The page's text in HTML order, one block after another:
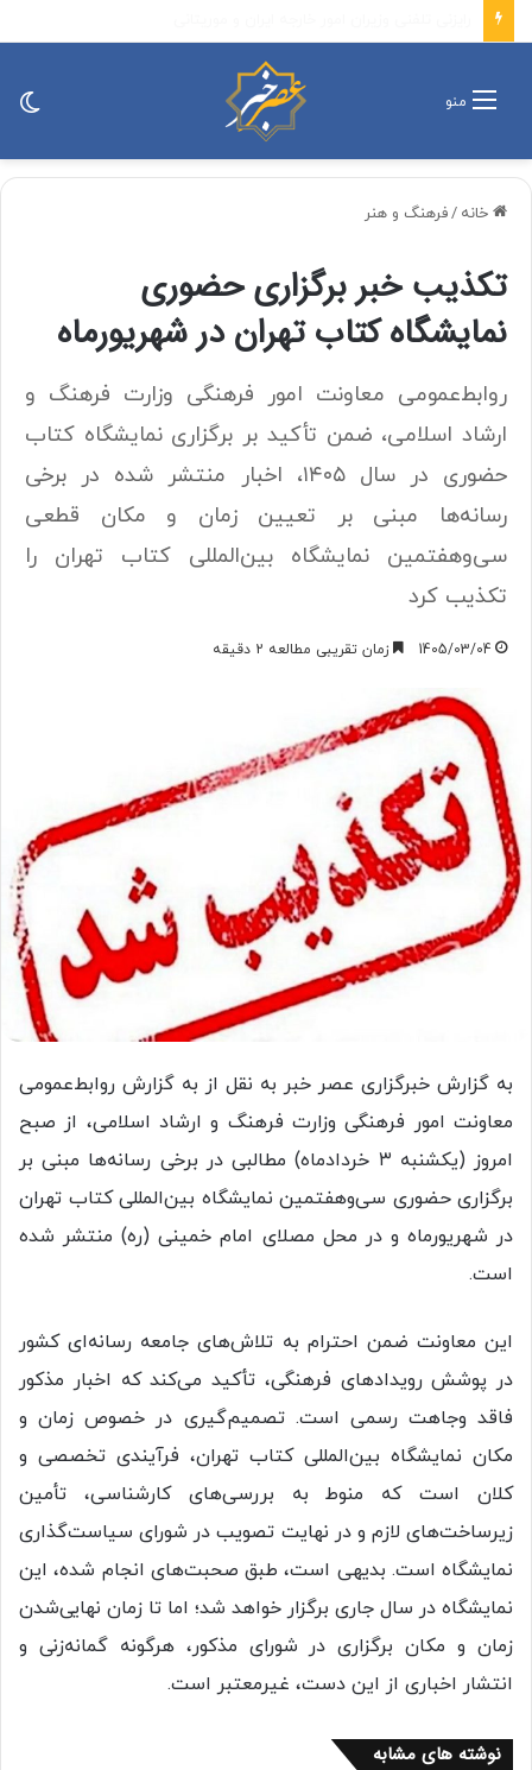
منو
خانه /فرهنگ و هنر
تکذیب خبر برگزاری حضوری
نمایشگاه کتاب تهران در شهریورماه
روابط‌عمومی معاونت امور فرهنگی وزارت فرهنگ و
ارشاد اسلامی، ضمن تأکید بر برگزاری نمایشگاه کتاب
حضوری در سال ۱۴۰۵، اخبار منتشر شده در برخی
رسانه‌ها مبنی بر تعیین زمان و مکان قطعی
سی‌وهفتمین نمایشگاه بین‌المللی کتاب تهران را
تکذیب کرد
1405/03/04 زمان تقریبی مطالعه 2 دقیقه
به گزارش خبرگزاری عصر خبر به نقل از به گزارش روابط‌عمومی
معاونت امور فرهنگی وزارت فرهنگ و ارشاد اسلامی، از صبح
امروز (یکشنبه ۳ خردادماه)‌ مطالبی در برخی رسانه‌ها مبنی بر
برگزاری حضوری سی‌وهفتمین نمایشگاه بین‌المللی کتاب تهران
در شهریورماه و در محل مصلای امام خمینی (ره) منتشر شده
است.
این معاونت ضمن احترام به تلاش‌های جامعه رسانه‌ای کشور
در پوشش رویدادهای فرهنگی، تأکید می‌کند که اخبار مذکور
فاقد وجاهت رسمی است. تصمیم‌گیری در خصوص زمان و
مکان نمایشگاه بین‌المللی کتاب تهران، فرآیندی تخصصی و
کلان است که منوط به بررسی‌های کارشناسی، تأمین
زیرساخت‌های لازم و در نهایت تصویب در شورای سیاست‌گذاری
نمایشگاه است. بدیهی است، طبق صحبت‌های انجام شده، این
نمایشگاه در سال جاری برگزار خواهد شد؛ اما تا زمان نهایی‌شدن
زمان و مکان برگزاری در شورای مذکور، هرگونه گمانه‌زنی و
انتشار اخباری از این دست، غیرمعتبر است.
نوشته های مشابه